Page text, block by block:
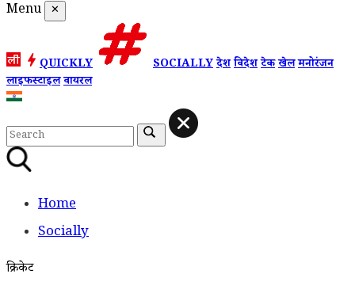
Menu ✕
QUICKLY SOCIALLYदेशविदेशटेकखेलमनोरंजन
लाइफस्टाइलवायरल
Home
Socially
क्रिकेट